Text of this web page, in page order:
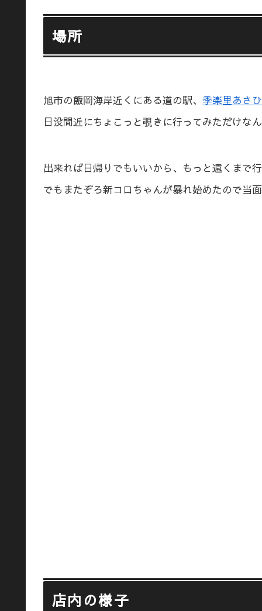
場所
旭市の飯岡海岸近くにある道の駅、 季楽里あさひ
日没間近にちょこっと覗きに行ってみただけ
出来れば日帰りでもいいから、もっと遠くまで
でもまたぞろ新コロちゃんが暴れ始めたので当
店内の様子